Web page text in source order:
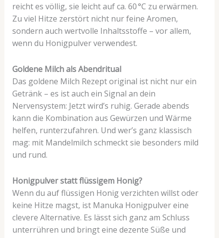
reicht es völlig, sie leicht auf ca. 60 °C zu erwärmen.
Zu viel Hitze zerstört nicht nur feine Aromen,
sondern auch wertvolle Inhaltsstoffe – vor allem,
wenn du Honigpulver verwendest.
Goldene Milch als Abendritual
Das goldene Milch Rezept original ist nicht nur ein
Getränk – es ist auch ein Signal an dein
Nervensystem: Jetzt wird’s ruhig. Gerade abends
kann die Kombination aus Gewürzen und Wärme
helfen, runterzufahren. Und wer’s ganz klassisch
mag: mit Mandelmilch schmeckt sie besonders mild
und rund.
Honigpulver statt flüssigem Honig?
Wenn du auf flüssigen Honig verzichten willst oder
keine Hitze magst, ist Manuka Honigpulver eine
clevere Alternative. Es lässt sich ganz am Schluss
unterrühren und bringt eine dezente Süße und